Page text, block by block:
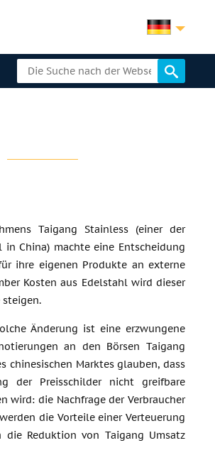
Taigang Stainless (einer der
China) machte eine Entscheidung
ihre eigenen Produkte an externe
Kosten aus Edelstahl wird dieser
steigen.
Änderung ist eine erzwungene
an den Börsen Taigang
chinesischen Marktes glauben, dass
der Preisschilder nicht greifbare
wird: die Nachfrage der Verbraucher
die Vorteile einer Verteuerung
Reduktion von Taigang Umsatz